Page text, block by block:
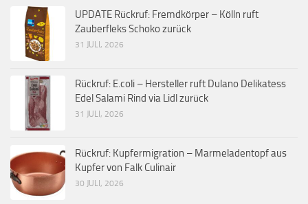
UPDATE Rückruf: Fremdkörper – Kölln ruft
Zauberfleks Schoko zurück
31 JULI, 2026
Rückruf: E.coli – Hersteller ruft Dulano Delikatess
Edel Salami Rind via Lidl zurück
31 JULI, 2026
Rückruf: Kupfermigration – Marmeladentopf aus
Kupfer von Falk Culinair
30 JULI, 2026